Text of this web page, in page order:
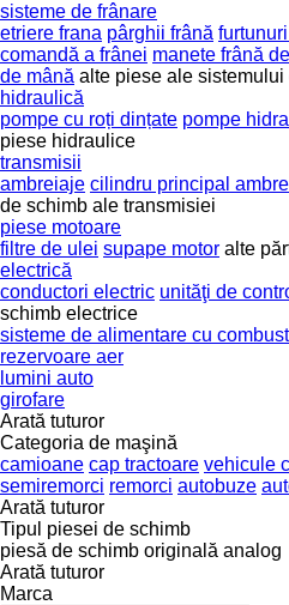
sisteme de frânare
etriere frana pârghii frână
comandă a frânei manete frână
de mână alte piese ale sistemului
hidraulică
pompe cu roți dințate pompe
piese hidraulice
transmisii
ambreiaje cilindru principal
de schimb ale transmisiei
piese motoare
filtre de ulei supape motor alte
electrică
conductori electric unităţi de
schimb electrice
sisteme de alimentare cu
rezervoare aer
lumini auto
girofare
Arată tuturor
Categoria de maşină
camioane cap tractoare vehicule
semiremorci remorci autobuze
Arată tuturor
Tipul piesei de schimb
piesă de schimb originală analog
Arată tuturor
Marca